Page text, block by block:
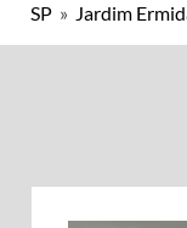
SP » Jardim